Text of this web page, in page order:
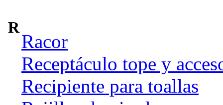
R
Racor
Receptáculo tope y
Recipiente para toallas